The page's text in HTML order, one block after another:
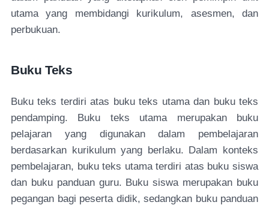
utama yang membidangi kurikulum, asesmen, dan
perbukuan.
Buku Teks
Buku teks terdiri atas buku teks utama dan buku teks
pendamping. Buku teks utama merupakan buku
pelajaran yang digunakan dalam pembelajaran
berdasarkan kurikulum yang berlaku. Dalam konteks
pembelajaran, buku teks utama terdiri atas buku siswa
dan buku panduan guru. Buku siswa merupakan buku
pegangan bagi peserta didik, sedangkan buku panduan